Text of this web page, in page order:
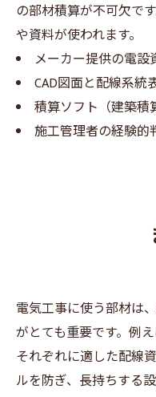
の部材積算が不可欠で
や資料が使われます。
メーカー提供の電設
CAD図面と配線系統
積算ソフト（建築積
施工管理者の経験的
電気工事に使う部材は
がとても重要です。例
それぞれに適した配線
ルを防ぎ、長持ちする